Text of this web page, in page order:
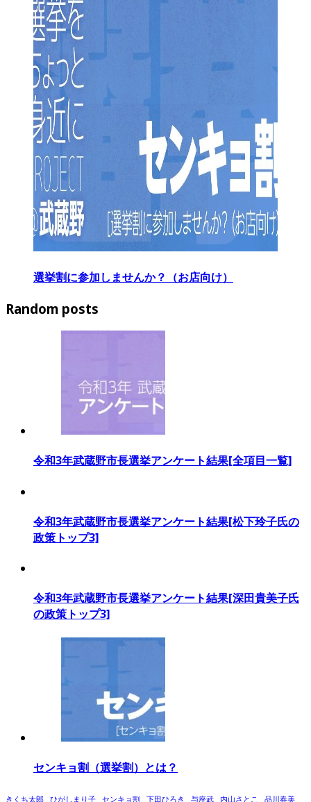
選挙割に参加しませんか？（お店向け）
Random posts
令和3年武蔵野市長選挙アンケート結果[全項目一覧]
令和3年武蔵野市長選挙アンケート結果[松下玲子氏の
政策トップ3]
令和3年武蔵野市長選挙アンケート結果[深田貴美子氏
の政策トップ3]
センキョ割（選挙割）とは？
きくち太郎 ひがしまり子 センキョ割 下田ひろき 与座武 内山さとこ 品川春美